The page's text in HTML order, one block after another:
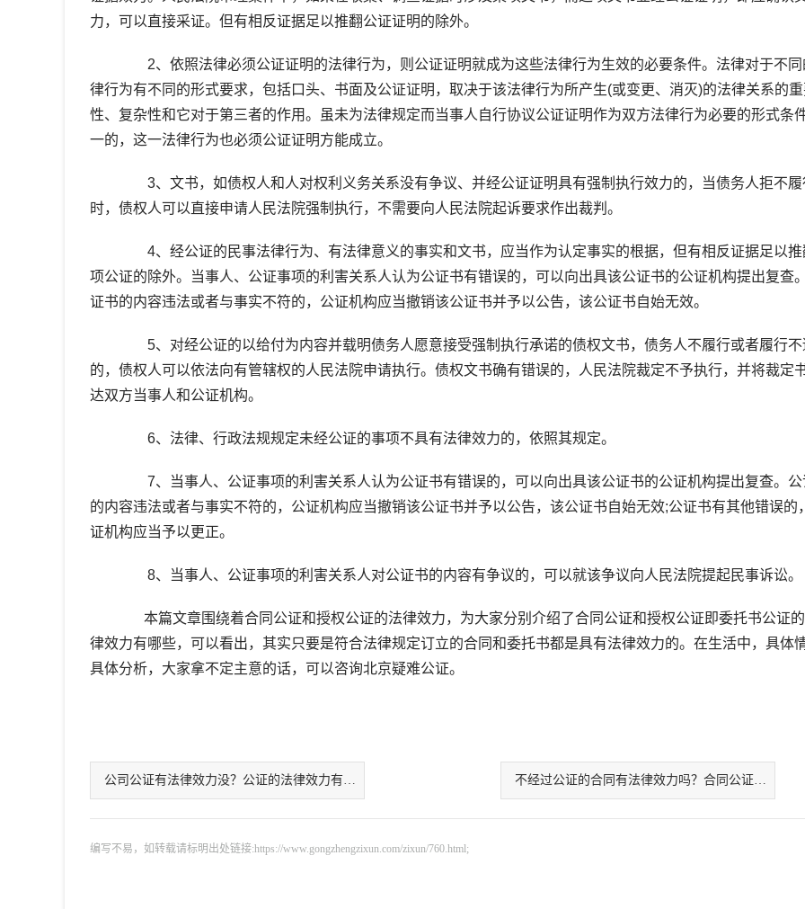
力，可以直接采证。但有相反证据足以推翻公证证明的除外。
2、依照法律必须公证证明的法律行为，则公证证明就成为这些法律行为生效的必要条件。法律对于不同
律行为有不同的形式要求，包括口头、书面及公证证明，取决于该法律行为所产生(或变更、消灭)的法律关系的
性、复杂性和它对于第三者的作用。虽未为法律规定而当事人自行协议公证证明作为双方法律行为必要的形式条
一的，这一法律行为也必须公证证明方能成立。
3、文书，如债权人和人对权利义务关系没有争议、并经公证证明具有强制执行效力的，当债务人拒不履
时，债权人可以直接申请人民法院强制执行，不需要向人民法院起诉要求作出裁判。
4、经公证的民事法律行为、有法律意义的事实和文书，应当作为认定事实的根据，但有相反证据足以推
项公证的除外。当事人、公证事项的利害关系人认为公证书有错误的，可以向出具该公证书的公证机构提出复查
证书的内容违法或者与事实不符的，公证机构应当撤销该公证书并予以公告，该公证书自始无效。
5、对经公证的以给付为内容并载明债务人愿意接受强制执行承诺的债权文书，债务人不履行或者履行不
的，债权人可以依法向有管辖权的人民法院申请执行。债权文书确有错误的，人民法院裁定不予执行，并将裁定
达双方当事人和公证机构。
6、法律、行政法规规定未经公证的事项不具有法律效力的，依照其规定。
7、当事人、公证事项的利害关系人认为公证书有错误的，可以向出具该公证书的公证机构提出复查。公
的内容违法或者与事实不符的，公证机构应当撤销该公证书并予以公告，该公证书自始无效;公证书有其他错误的
证机构应当予以更正。
8、当事人、公证事项的利害关系人对公证书的内容有争议的，可以就该争议向人民法院提起民事诉讼。
本篇文章围绕着合同公证和授权公证的法律效力，为大家分别介绍了合同公证和授权公证即委托书公证
律效力有哪些，可以看出，其实只要是符合法律规定订立的合同和委托书都是具有法律效力的。在生活中，具体
具体分析，大家拿不定主意的话，可以咨询北京疑难公证。
公司公证有法律效力没？公证的法律效力有哪些价值？ 不经过公证的合同有法律效力吗？合同公证流程是什么？
编写不易，如转载请标明出处链接:https://www.gongzhengzixun.com/zixun/760.html;